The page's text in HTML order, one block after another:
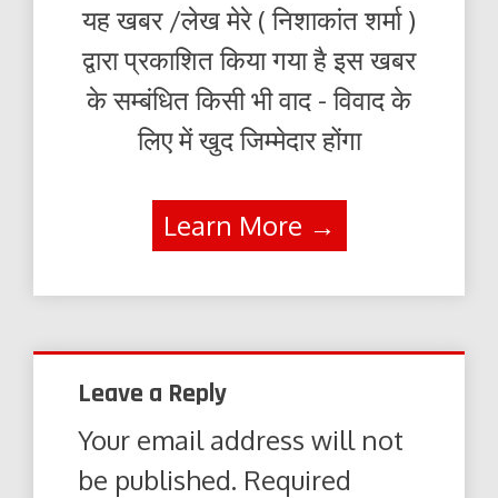
यह खबर /लेख मेरे ( निशाकांत शर्मा )
द्वारा प्रकाशित किया गया है इस खबर
के सम्बंधित किसी भी वाद - विवाद के
लिए में खुद जिम्मेदार होंगा
Learn More →
Leave a Reply
Your email address will not
be published. Required